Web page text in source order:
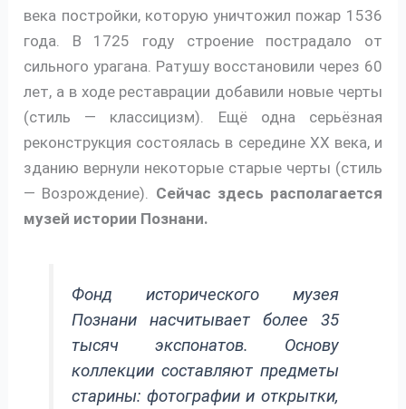
века постройки, которую уничтожил пожар 1536
года. В 1725 году строение пострадало от
сильного урагана. Ратушу восстановили через 60
лет, а в ходе реставрации добавили новые черты
(стиль — классицизм). Ещё одна серьёзная
реконструкция состоялась в середине XX века, и
зданию вернули некоторые старые черты (стиль
— Возрождение). Сейчас здесь располагается
музей истории Познани.
Фонд исторического музея
Познани насчитывает более 35
тысяч экспонатов. Основу
коллекции составляют предметы
старины: фотографии и открытки,